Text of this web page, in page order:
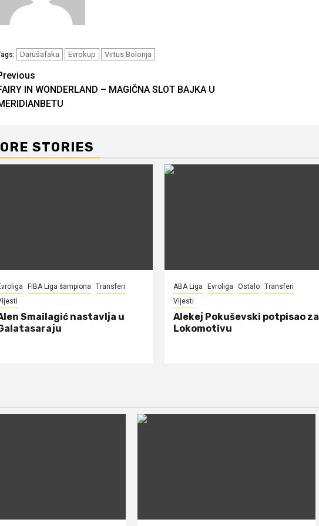
Darušafaka Evrokup Virtus Bolonja
IN WONDERLAND – MAGIČNA SLOT BAJKA U
STORIES
FIBA Liga šampiona
Transferi
Smailagić nastavlja u
ABA Liga Evroliga Ostalo Transferi
Vijesti
Alekej Pokuševski potpisao za
Lokomotivu